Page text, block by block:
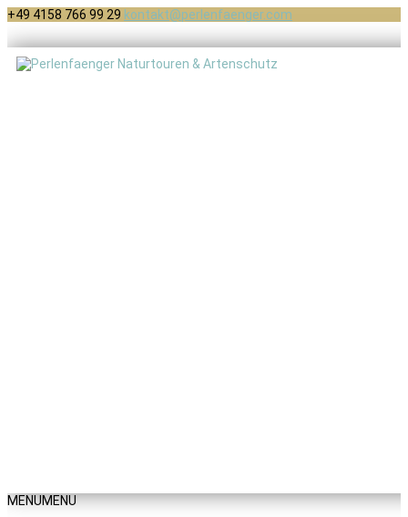
+49 4158 766 99 29 kontakt@perlenfaenger.com
MENUMENU